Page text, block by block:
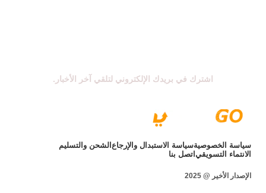
اشترك في بريدك الإلكتروني لتلقي آخر الأخبار.
سياسة الخصوصيةسياسة الاستبدال والإرجاع الشحن والتسليم
الانتماء التسويقي اتصل بنا
الإصدار الأخير @ 2025